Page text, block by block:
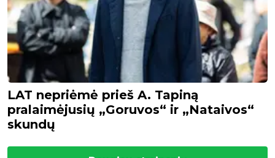
LAT nepriėmė prieš A. Tapiną
pralaimėjusių „Goruvos“ ir „Nataivos“
skundų